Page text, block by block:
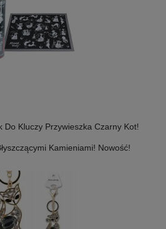
Do Kluczy Przywieszka Czarny Kot!
Kamieniami! Nowość!